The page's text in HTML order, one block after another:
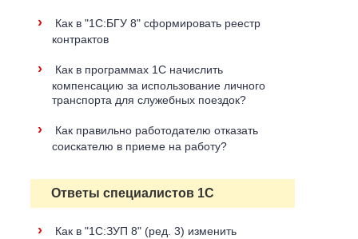
›
Как в "1С:БГУ 8" сформировать реестр
контрактов
›
Как в программах 1C начислить
компенсацию за использование личного
транспорта для служебных поездок?
›
Как правильно работодателю отказать
соискателю в приеме на работу?
Ответы специалистов 1С
›
Как в "1С:ЗУП 8" (ред. 3) изменить